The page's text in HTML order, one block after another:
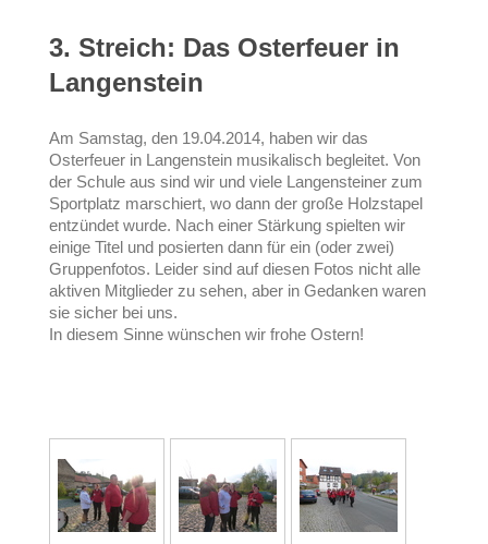
3. Streich: Das Osterfeuer in
Langenstein
Am Samstag, den 19.04.2014, haben wir das
Osterfeuer in Langenstein musikalisch begleitet. Von
der Schule aus sind wir und viele Langensteiner zum
Sportplatz marschiert, wo dann der große Holzstapel
entzündet wurde. Nach einer Stärkung spielten wir
einige Titel und posierten dann für ein (oder zwei)
Gruppenfotos. Leider sind auf diesen Fotos nicht alle
aktiven Mitglieder zu sehen, aber in Gedanken waren
sie sicher bei uns.
In diesem Sinne wünschen wir frohe Ostern!